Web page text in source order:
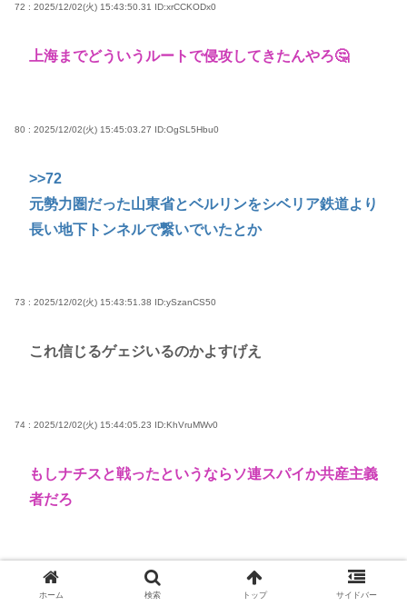
72 : 2025/12/02(火) 15:43:50.31 ID:xrCCKODx0
上海までどういうルートで侵攻してきたんやろ🤔
80 : 2025/12/02(火) 15:45:03.27 ID:OgSL5Hbu0
>>72
元勢力圏だった山東省とベルリンをシベリア鉄道より
長い地下トンネルで繋いでいたとか
73 : 2025/12/02(火) 15:43:51.38 ID:ySzanCS50
これ信じるゲェジいるのかよすげえ
74 : 2025/12/02(火) 15:44:05.23 ID:KhVruMWv0
もしナチスと戦ったというならソ連スパイか共産主義
者だろ
77 : 2025/12/02(火) 15:44:47.70ID:o6s/ZMtS0
ホーム 検索 トップ サイドバー